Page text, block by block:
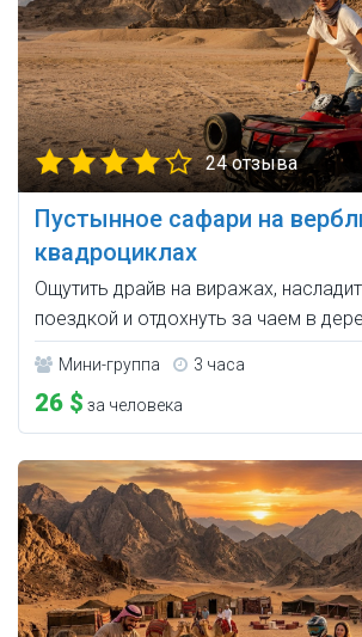
24 отзыва
Пустынное сафари на
квадроциклах
Ощутить драйв на виражах,
поездкой и отдохнуть за чаем в
Мини-группа 3 часа
26 $ за человека